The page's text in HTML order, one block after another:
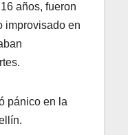
años, fueron
improvisado en
pánico en la